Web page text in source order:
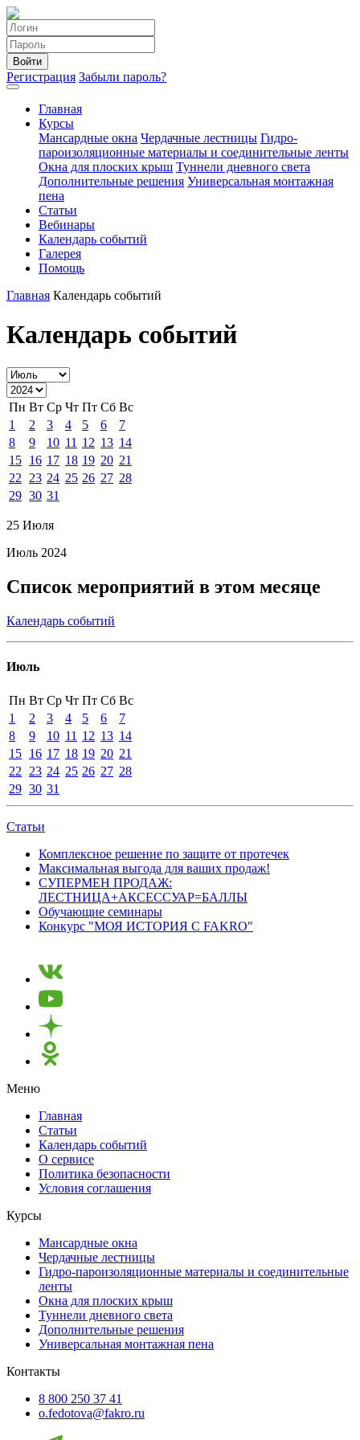
Войти
Регистрация Забыли пароль?
Главная
Курсы
Мансардные окна Чердачные лестницы Гидро-
пароизоляционные материалы и соединительные ленты
Окна для плоских крыш Туннели дневного света
Дополнительные решения Универсальная монтажная
пена
Статьи
Вебинары
Календарь событий
Галерея
Помощь
Главная Календарь событий
Календарь событий
Пн Вт Ср Чт Пт Сб Вс
1
2 3 4 5 6
7
8
9 10 11 12 13 14
15 16 17 18 19 20 21
22
23 24 25 26 27 28
29 30 31
25 Июля
Июль 2024
Список мероприятий в этом месяце
Календарь событий
Июль
Пн Вт Ср Чт Пт Сб Вс
1
2 3 4 5 6
7
8
9 10 11 12 13 14
15 16 17 18 19 20 21
22
23 24 25 26 27 28
29 30 31
Статьи
Комплексное решение по защите от протечек
Максимальная выгода для ваших продаж!
СУПЕРМЕН ПРОДАЖ:
ЛЕСТНИЦА+АКСЕССУАР=БАЛЛЫ
Обучающие семинары
Конкурс "МОЯ ИСТОРИЯ С FAKRO"
Меню
Главная
Статьи
Календарь событий
О сервисе
Политика безопасности
Условия соглашения
Курсы
Мансардные окна
Чердачные лестницы
Гидро-пароизоляционные материалы и соединительные
ленты
Окна для плоских крыш
Туннели дневного света
Дополнительные решения
Универсальная монтажная пена
Контакты
8 800 250 37 41
o.fedotova@fakro.ru